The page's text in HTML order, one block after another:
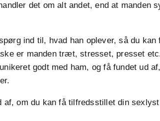
det om alt andet, end at manden
ind til, hvad han oplever, så du kan
er manden træt, stresset, presset
godt med ham, og få fundet ud
af, om du kan få tilfredsstillet din